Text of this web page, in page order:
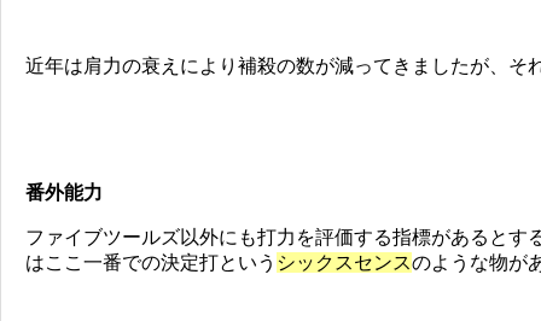
近年は肩力の衰えにより補殺の数が減ってきましたが、そ
番外能力
ファイブツールズ以外にも打力を評価する指標があるとす
はここ一番での決定打という シックスセンスのような物が